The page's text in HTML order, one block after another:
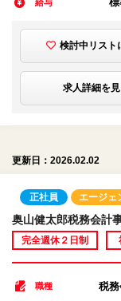
給与
検討中リスト
求人詳細を
更新日：2026.02.02
正社員 エージェ
奥山健太郎税務会計
完全週休２日制
職種 税